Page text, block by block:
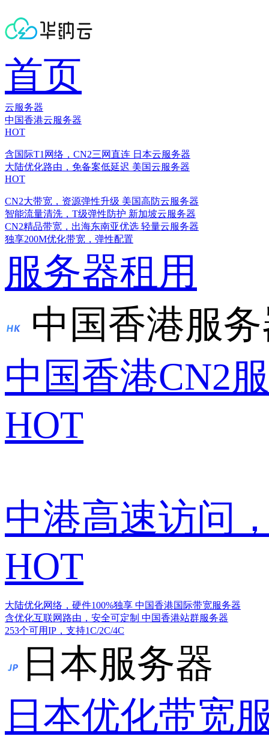
首页
云服务器
中国香港云服务器
HOT
含国际T1网络，CN2三网直连 日本云服务器
大陆优化路由，免备案低延迟 美国云服务器
HOT
CN2大带宽，资源弹性升级 美国高防云服务器
智能流量清洗，T级弹性防护 新加坡云服务器
CN2精品带宽，出海东南亚优选 轻量云服务器
独享200M优化带宽，弹性配置
服务器租用
中国香港服
中国香港CN2
HOT
中港高速访问
HOT
大陆优化网络，硬件100%独享 中国香港国际带宽服务器
含优化互联网路由，安全可定制 中国香港站群服务器
253个可用IP，支持1C/2C/4C
日本服务器
日本优化带宽